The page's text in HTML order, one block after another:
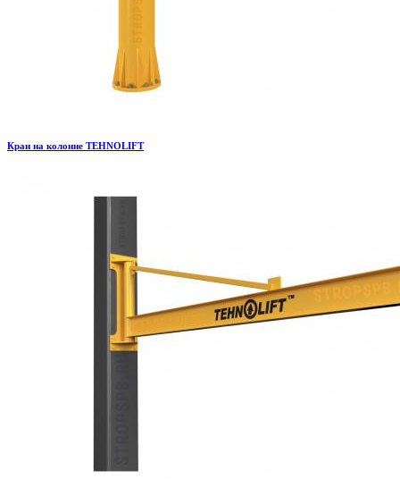
Кран на колонне TEHNOLIFT